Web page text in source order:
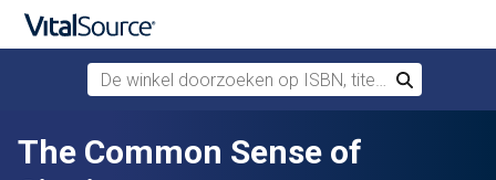
Verdergaan naar belangrijkste inhoud
De winkel doorzoeken op ISBN, titel of auteur
Zoek
The Common Sense of